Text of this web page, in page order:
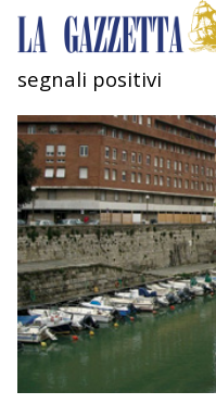
AMBIENTE
MOBILITÀ
INDUSTRIA
RICERCA
ECONOMIA
TURISMO
segnali positivi